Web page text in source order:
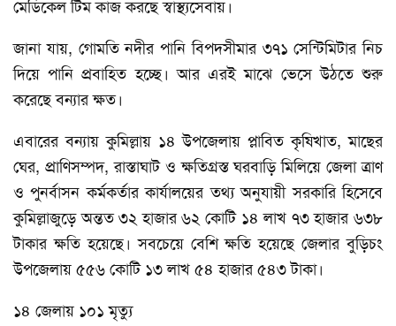
মেডিকেল টিম কাজ করছে স্বাস্থ্যসেবায়।
জানা যায়, গোমতি নদীর পানি বিপদসীমার ৩৭১ সেন্টিমিটার নিচ
দিয়ে পানি প্রবাহিত হচ্ছে। আর এরই মাঝে ভেসে উঠতে শুরু
করেছে বন্যার ক্ষত।
এবারের বন্যায় কুমিল্লায় ১৪ উপজেলায় প্লাবিত কৃষিখাত, মাছের
ঘের, প্রাণিসম্পদ, রাস্তাঘাট ও ক্ষতিগ্রস্ত ঘরবাড়ি মিলিয়ে জেলা ত্রাণ
ও পুনর্বাসন কর্মকর্তার কার্যালয়ের তথ্য অনুযায়ী সরকারি হিসেবে
কুমিল্লাজুড়ে অন্তত ৩২ হাজার ৬২ কোটি ১৪ লাখ ৭৩ হাজার ৬৩৮
টাকার ক্ষতি হয়েছে। সবচেয়ে বেশি ক্ষতি হয়েছে জেলার বুড়িচং
উপজেলায় ৫৫৬ কোটি ১৩ লাখ ৫৪ হাজার ৫৪৩ টাকা।
১৪ জেলায় ১০১ মৃত্যু